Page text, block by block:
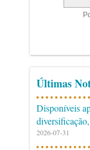
Últimas
Disponíveis
2026-07-31